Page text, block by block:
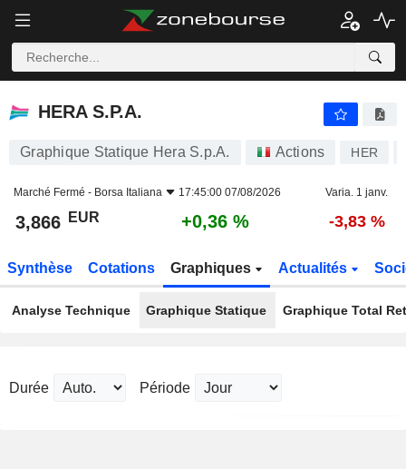
HERA S.P.A.
HERA S.P.A.
Graphique Statique Hera S.p.A. Actions HER
Marché Fermé - Borsa Italiana 17:45:00 07/08/2026 Varia. 1 janv.
3,866 EUR +0,36 % -3,83 %
Synthèse Cotations Graphiques Actualités
Analyse Technique Graphique Statique Graphique Total
Durée Période